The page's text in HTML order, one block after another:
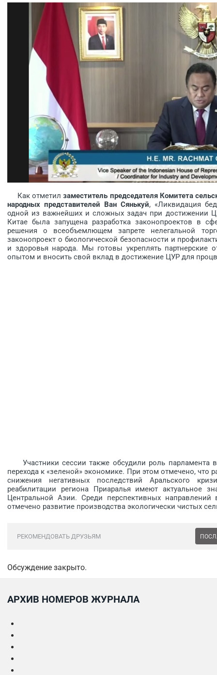
Как отметилзаместитель председателя Комитета
народных представителей Ван Сянькуй, «Ликвидация
одной из важнейших и сложных задач при достижении
Китае была запущена разработка законопроектов в
решения о всеобъемлющем запрете нелегальной
законопроект о биологической безопасности и
и здоровья народа. Мы готовы укреплять партнерские
опытом и вносить свой вклад в достижение ЦУР для
Участники сессии также обсудили роль парламента в
перехода к «зеленой» экономике. При этом отмечено, что
снижения негативных последствий Аральского
реабилитации региона Приаралья имеют актуальное
Центральной Азии. Среди перспективных
отмечено развитие производства экологически чистых
РЕКОМЕНДОВАТЬ ДРУЗЬЯМ
Обсуждение закрыто.
АРХИВ НОМЕРОВ ЖУРНАЛА